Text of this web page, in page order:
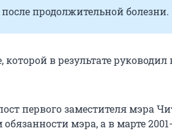
продолжительной болезни.
которой в результате
первого заместителя мэра
мэра, а в марте